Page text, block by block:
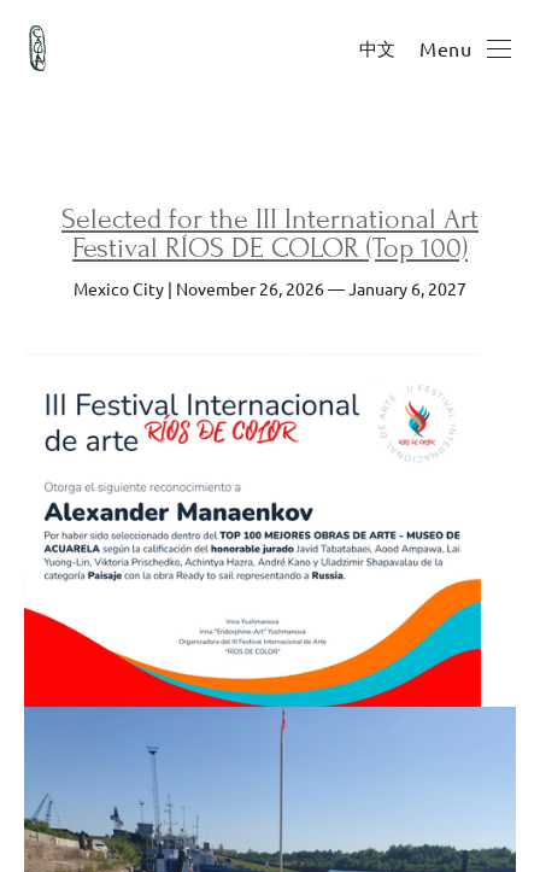
中文 Menu
Selected for the III International Art
Festival RÍOS DE COLOR (Top 100)
Mexico City | November 26, 2026 — January 6, 2027